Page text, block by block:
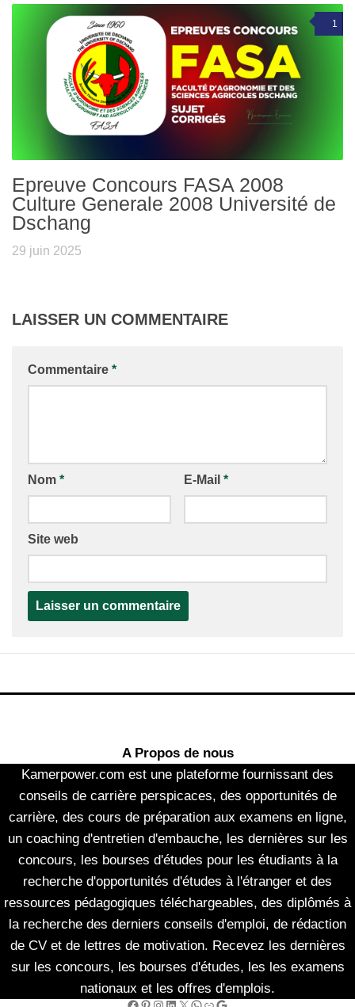
1
Epreuve Concours FASA 2008
Culture Generale 2008 Université de
Dschang
29 juin 2025
LAISSER UN COMMENTAIRE
Commentaire *
Nom * E-Mail *
Site web
A Propos de nous
Kamerpower.com est une plateforme fournissant des
conseils de carrière perspicaces, des opportunités de
carrière, des cours de préparation aux examens en ligne,
un coaching d'entretien d'embauche, les dernières sur les
concours, les bourses d'études pour les étudiants à la
recherche d'opportunités d'études à l'étranger et des
ressources pédagogiques téléchargeables, des diplômés à
la recherche des derniers conseils d'emploi, de rédaction
de CV et de lettres de motivation. Recevez les dernières
sur les concours, les bourses d'études, les les examens
nationaux et les offres d'emplois.
Facebook Pinterest InstagramLinkedIn X WhatsApp Link Google